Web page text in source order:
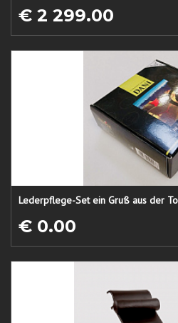
€ 2 299.00
Lederpflege-Set ein Gruß aus der
€ 0.00